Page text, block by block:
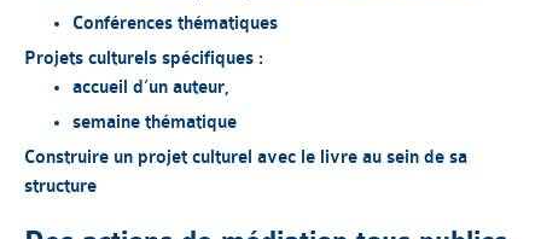
Conférences thématiques
Projets culturels spécifiques :
accueil d’un auteur,
semaine thématique
Construire un projet culturel avec le livre au sein de sa
structure